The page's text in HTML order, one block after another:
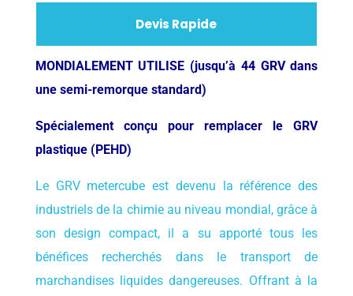
Devis Rapide
MONDIALEMENT UTILISE (jusqu’à 44 GRV dans
une semi-remorque standard)
Spécialement conçu pour remplacer le GRV
plastique (PEHD)
Le GRV metercube est devenu la référence des
industriels de la chimie au niveau mondial, grâce à
son design compact, il a su apporté tous les
bénéfices recherchés dans le transport de
marchandises liquides dangereuses. Offrant à la